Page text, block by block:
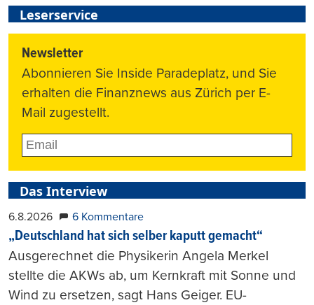
Leserservice
Newsletter
Abonnieren Sie Inside Paradeplatz, und Sie
erhalten die Finanznews aus Zürich per E-
Mail zugestellt.
Das Interview
6.8.2026 6 Kommentare
„Deutschland hat sich selber kaputt gemacht“
Ausgerechnet die Physikerin Angela Merkel
stellte die AKWs ab, um Kernkraft mit Sonne und
Wind zu ersetzen, sagt Hans Geiger. EU-